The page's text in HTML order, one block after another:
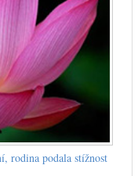
rodina podala stížnost